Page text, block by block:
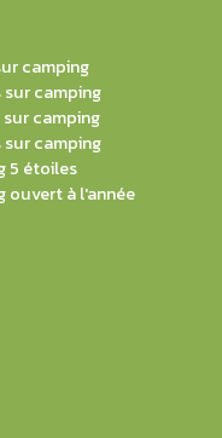
camping
camping
camping
camping
5 étoiles
ouvert à l'année